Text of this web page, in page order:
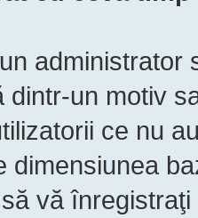
dintr-un motiv
ce nu
dimensiunea
vă